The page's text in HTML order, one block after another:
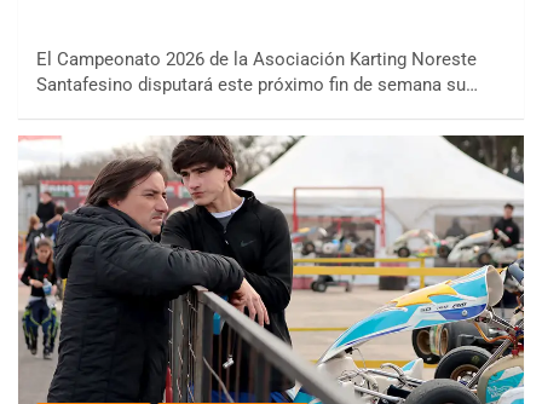
El Campeonato 2026 de la Asociación Karting Noreste
Santafesino disputará este próximo fin de semana su…